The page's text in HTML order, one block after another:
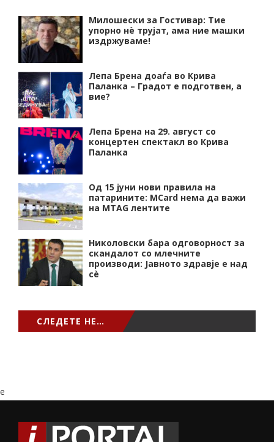
Милошески за Гостивар: Тие
упорно нѐ трујат, ама ние машки
издржуваме!
Лепа Брена доаѓа во Крива
Паланка – Градот е подготвен, а
вие?
Лепа Брена на 29. август со
концертен спектакл во Крива
Паланка
Од 15 јуни нови правила на
патарините: MCard нема да важи
на MTAG лентите
Николовски бара одговорност за
скандалот со млечните
производи: Јавното здравје е над
сѐ
СЛЕДЕТЕ НЕ…
e